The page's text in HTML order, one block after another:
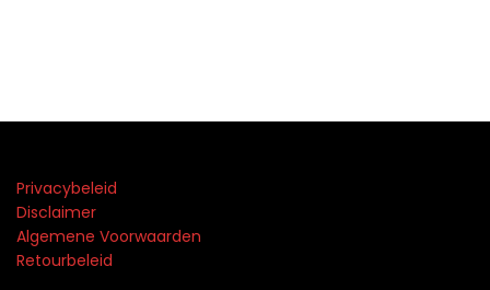
Privacybeleid
Disclaimer
Algemene Voorwaarden
Retourbeleid